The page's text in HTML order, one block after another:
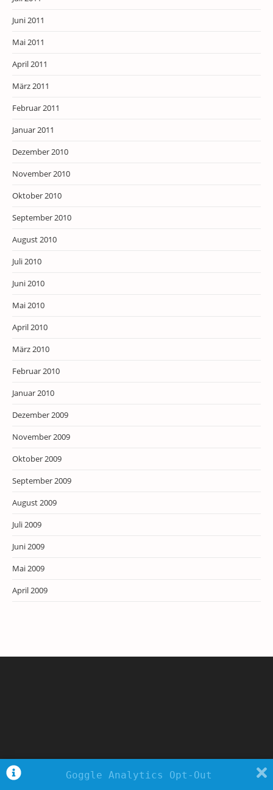
Juni 2011
Mai 2011
April 2011
März 2011
Februar 2011
Januar 2011
Dezember 2010
November 2010
Oktober 2010
September 2010
August 2010
Juli 2010
Juni 2010
Mai 2010
April 2010
März 2010
Februar 2010
Januar 2010
Dezember 2009
November 2009
Oktober 2009
September 2009
August 2009
Juli 2009
Juni 2009
Mai 2009
April 2009
Copyright - WordPress Theme by OceanWP
Goggle Analytics Opt-Out